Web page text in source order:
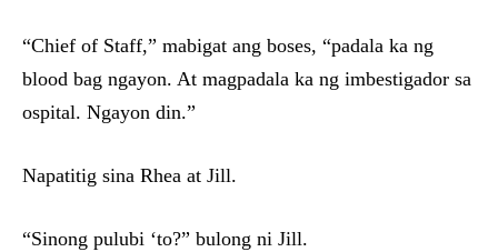
“Chief of Staff,” mabigat ang boses, “padala ka ng
blood bag ngayon. At magpadala ka ng imbestigador sa
ospital. Ngayon din.”
Napatitig sina Rhea at Jill.
“Sinong pulubi ‘to?” bulong ni Jill.